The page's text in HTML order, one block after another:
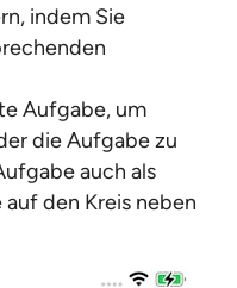
indem Sie
Aufgabe, um
die Aufgabe zu
auch als
den Kreis neben